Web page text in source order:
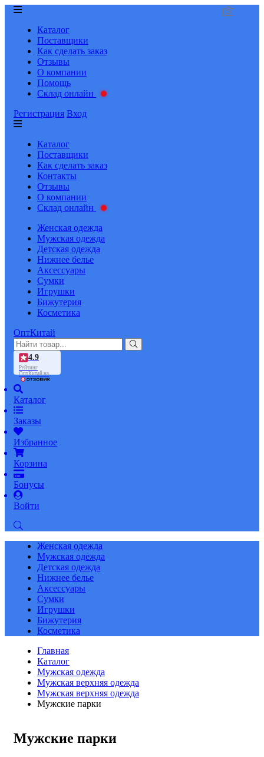
Каталог
Поставщики
Как сделать заказ
Отзывы
О компании
Помощь
Склад онлайн
Регистрация Вход
Каталог
Поставщики
Как сделать заказ
Контакты
Отзывы
О компании
Склад онлайн
Женская одежда
Мужская одежда
Детская одежда
Нижнее белье
Аксессуары
Сумки
Игрушки
Бижутерия
Косметика
ОптКитай
4.9
Рейтинг
ОптКитай на
Каталог
Заказы
Избранное
Корзина
Бонусы
Войти
Женская одежда
Мужская одежда
Детская одежда
Нижнее белье
Аксессуары
Сумки
Игрушки
Бижутерия
Косметика
Главная
Каталог
Мужская одежда
Мужская верхняя одежда
Мужская верхняя одежда
Мужские парки
Мужские парки